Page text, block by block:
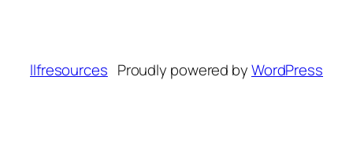
llfresources Proudly powered byWordPress